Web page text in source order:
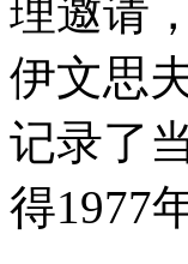
理邀请
伊文思
记录了
得1977